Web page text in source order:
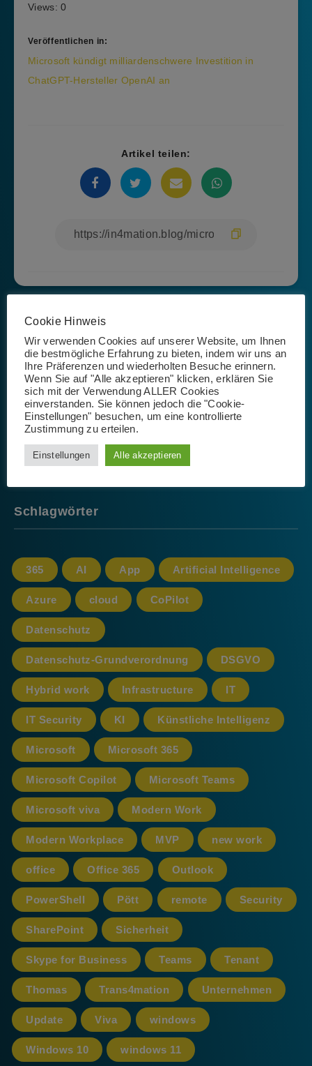
Views: 0
Veröffentlichen in:
Beitragsnavigation
Microsoft kündigt milliardenschwere Investition in
ChatGPT-Hersteller OpenAI an
Artikel teilen:
Isabel Rößner
Schlagwörter
365 AI App Artificial Intelligence
Azure cloud CoPilot
Datenschutz
Datenschutz-Grundverordnung DSGVO
Hybrid work Infrastructure IT
IT Security KI Künstliche Intelligenz
Microsoft Microsoft 365
Microsoft Copilot Microsoft Teams
Microsoft viva Modern Work
Modern Workplace MVP new work
office Office 365 Outlook
PowerShell Pött remote Security
SharePoint Sicherheit
Skype for Business Teams Tenant
Thomas Trans4mation Unternehmen
Update Viva windows
Windows 10 windows 11
Cookie Hinweis
Wir verwenden Cookies auf unserer Website, um Ihnen
die bestmögliche Erfahrung zu bieten, indem wir uns an
Ihre Präferenzen und wiederholten Besuche erinnern.
Wenn Sie auf "Alle akzeptieren" klicken, erklären Sie
sich mit der Verwendung ALLER Cookies
einverstanden. Sie können jedoch die "Cookie-
Einstellungen" besuchen, um eine kontrollierte
Zustimmung zu erteilen.
Einstellungen Alle akzeptieren